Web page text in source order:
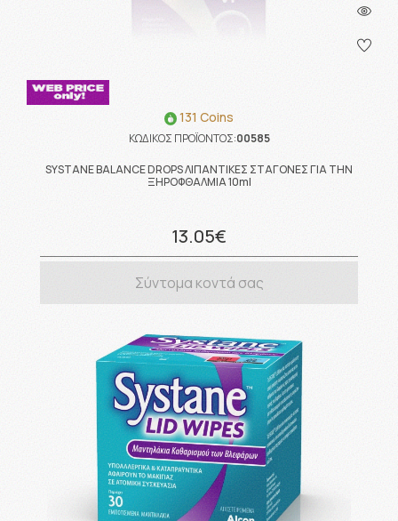
131 Coins
ΚΩΔΙΚΟΣ ΠΡΟΪΟΝΤΟΣ:00585
SYSTANE BALANCE DROPS ΛΙΠΑΝΤΙΚΕΣ ΣΤΑΓΟΝΕΣ ΓΙΑ ΤΗΝ
ΞΗΡΟΦΘΑΛΜΙΑ 10ml
13.05€
Σύντομα κοντά σας